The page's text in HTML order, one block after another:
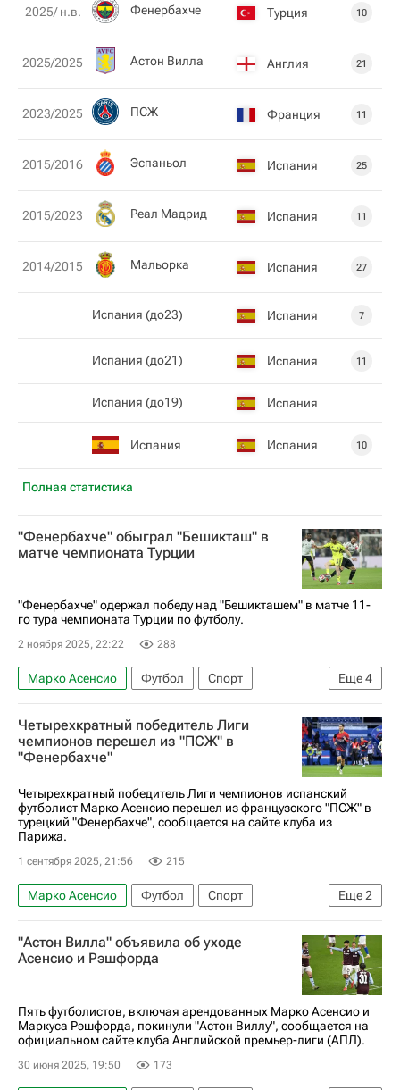
Полная статистика
2025/ н.в. Фенербахче Турция 10
2025/2025 Астон Вилла Англия 21
2023/2025 ПСЖ Франция 11
2015/2016 Эспаньол Испания 25
2015/2023 Реал Мадрид Испания 11
2014/2015 Мальорка Испания 27
Испания (до23) Испания 7
Испания (до21) Испания 11
Испания (до19) Испания
Испания Испания 10
"Фенербахче" обыграл "Бешикташ" в
матче чемпионата Турции
"Фенербахче" одержал победу над "Бешикташем" в матче 11-
го тура чемпионата Турции по футболу.
2 ноября 2025, 22:22 288
Еще4
Марко Асенсио Футбол
Спорт
Доменико Тедеско
Оркун Кёкчю
Фенербахче
Бешикташ
Четырехкратный победитель Лиги
чемпионов перешел из "ПСЖ" в
"Фенербахче"
Четырехкратный победитель Лиги чемпионов испанский
футболист Марко Асенсио перешел из французского "ПСЖ" в
турецкий "Фенербахче", сообщается на сайте клуба из
Парижа.
1 сентября 2025, 21:56 215
Еще2
Марко Асенсио Футбол
Спорт
Пари Сен-Жермен (ПСЖ)
Фенербахче
"Астон Вилла" объявила об уходе
Асенсио и Рэшфорда
Пять футболистов, включая арендованных Марко Асенсио и
Маркуса Рэшфорда, покинули "Астон Виллу", сообщается на
официальном сайте клуба Английской премьер-лиги (АПЛ).
30 июня 2025, 19:50 173